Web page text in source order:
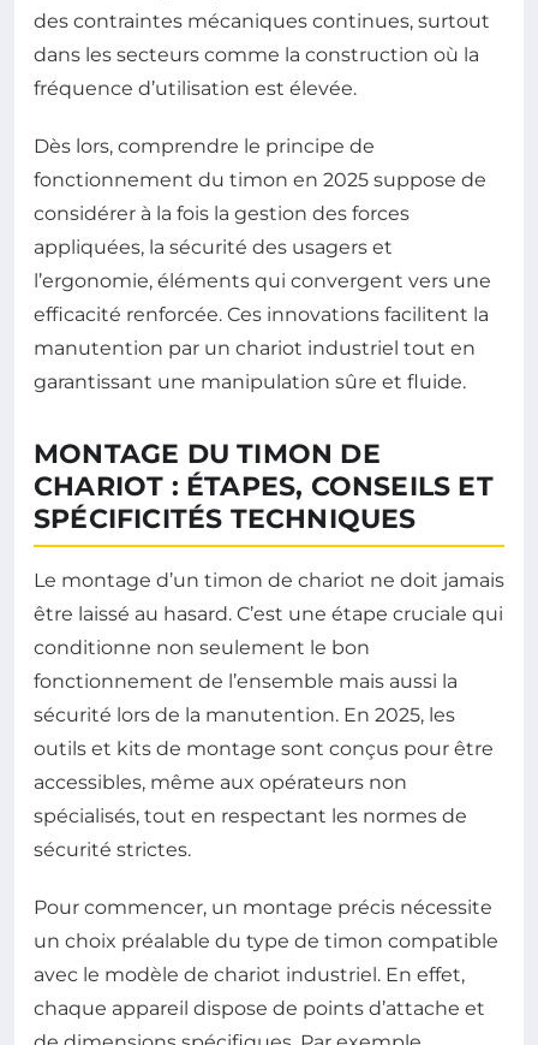
des contraintes mécaniques continues, surtout
dans les secteurs comme la construction où la
fréquence d’utilisation est élevée.
Dès lors, comprendre le principe de
fonctionnement du timon en 2025 suppose de
considérer à la fois la gestion des forces
appliquées, la sécurité des usagers et
l’ergonomie, éléments qui convergent vers une
efficacité renforcée. Ces innovations facilitent la
manutention par un chariot industriel tout en
garantissant une manipulation sûre et fluide.
MONTAGE DU TIMON DE
CHARIOT : ÉTAPES, CONSEILS ET
SPÉCIFICITÉS TECHNIQUES
Le montage d’un timon de chariot ne doit jamais
être laissé au hasard. C’est une étape cruciale qui
conditionne non seulement le bon
fonctionnement de l’ensemble mais aussi la
sécurité lors de la manutention. En 2025, les
outils et kits de montage sont conçus pour être
accessibles, même aux opérateurs non
spécialisés, tout en respectant les normes de
sécurité strictes.
Pour commencer, un montage précis nécessite
un choix préalable du type de timon compatible
avec le modèle de chariot industriel. En effet,
chaque appareil dispose de points d’attache et